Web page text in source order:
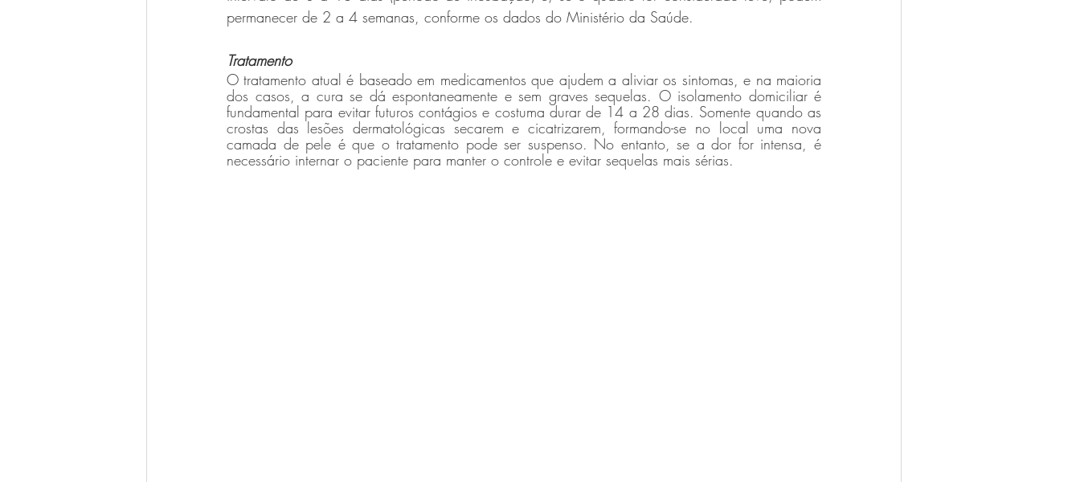
permanecer de 2 a 4 semanas, conforme os dados do Ministério da Saúde.
Tratamento
O tratamento atual é baseado em medicamentos que ajudem a aliviar os sintomas, e na maioria
dos casos, a cura se dá espontaneamente e sem graves sequelas. O isolamento domiciliar é
fundamental para evitar futuros contágios e costuma durar de 14 a 28 dias. Somente quando as
crostas das lesões dermatológicas secarem e cicatrizarem, formando-se no local uma nova
camada de pele é que o tratamento pode ser suspenso. No entanto, se a dor for intensa, é
necessário internar o paciente para manter o controle e evitar sequelas mais sérias.